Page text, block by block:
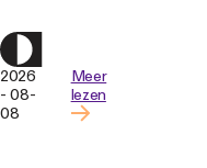
2026
- 08-
08
Meer
lezen